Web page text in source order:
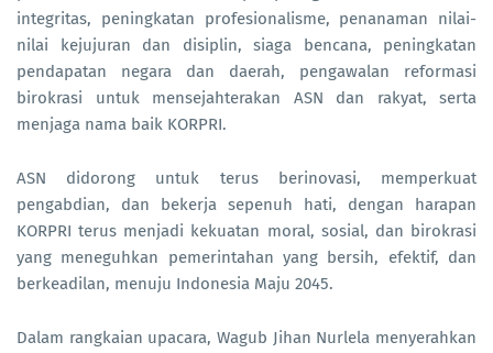
integritas, peningkatan profesionalisme, penanaman nilai-
nilai kejujuran dan disiplin, siaga bencana, peningkatan
pendapatan negara dan daerah, pengawalan reformasi
birokrasi untuk mensejahterakan ASN dan rakyat, serta
menjaga nama baik KORPRI.
ASN didorong untuk terus berinovasi, memperkuat
pengabdian, dan bekerja sepenuh hati, dengan harapan
KORPRI terus menjadi kekuatan moral, sosial, dan birokrasi
yang meneguhkan pemerintahan yang bersih, efektif, dan
berkeadilan, menuju Indonesia Maju 2045.
Dalam rangkaian upacara, Wagub Jihan Nurlela menyerahkan